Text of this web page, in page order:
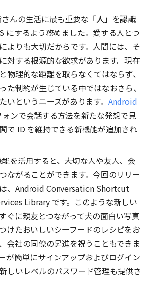
んの生活に最も重要な 「人」 を認識
にするよう務めました。愛する人とつ
よりも大切だからです。人間には、そ
対する根源的な欲求があります。現在
物理的な距離を取らなくてはならず、
た制約が生じている中ではなおさら、
いというニーズがあります。 Android
ンで会話する方法を新たな発想で見
で ID を維持できる新機能が追加され
を活用すると、大切な人や友人、会
ながることができます。今回のリリー
、Android Conversation Shortcut
Library です。このような新しい
ぐに親友とつながって犬の面白い写真
けたおいしいシーフードのレシピをお
会社の同僚の昇進を祝うこともできま
が簡単にサインアップおよびログイン
しいレベルのパスワード管理も提供さ